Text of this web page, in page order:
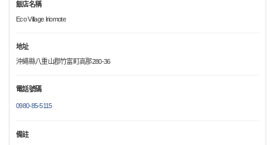
飯店名稱
Eco Village Iriomote
地址
沖繩縣八重山郡竹富町高那280-36
電話號碼
0980-85-5115
備註